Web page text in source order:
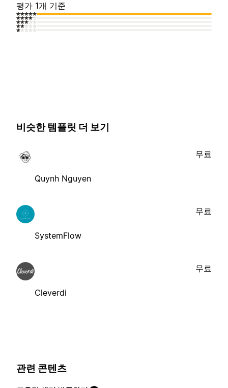
평가 1개 기준
비슷한 템플릿 더 보기
Quynh Nguyen
무료
SystemFlow
무료
Cleverdi
무료
관련 콘텐츠